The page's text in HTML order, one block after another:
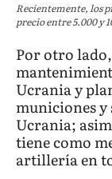
Recientemente, los
precio entre 5.000 y
Por otro
Ucrania y
municiones y
Ucrania;
tiene como
artillería en